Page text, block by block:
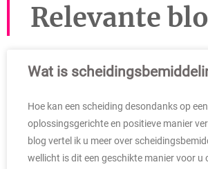
Relevante
Wat is
Hoe kan een scheiding desondanks op een
oplossingsgerichte en positieve manier
blog vertel ik u meer over
wellicht is dit een geschikte manier voor u